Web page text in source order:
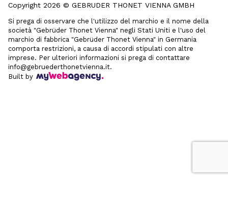
Copyright 2026 © GEBRUDER THONET VIENNA GMBH
Si prega di osservare che l'utilizzo del marchio e il nome della
società "Gebrüder Thonet Vienna" negli Stati Uniti e l'uso del
marchio di fabbrica "Gebrüder Thonet Vienna" in Germania
comporta restrizioni, a causa di accordi stipulati con altre
imprese. Per ulteriori informazioni si prega di contattare
info@gebruederthonetvienna.it.
Built by